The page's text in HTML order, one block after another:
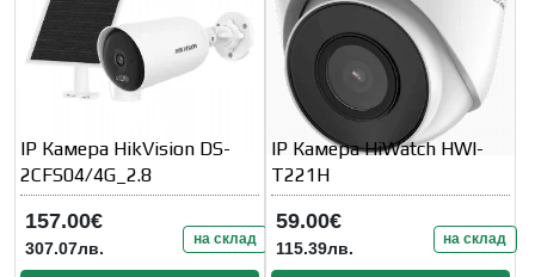
IP Камера HikVision DS-
2CFS04/4G_2.8
157.00€
307.07лв. на склад
IP Камера HiWatch HWI-
T221H
59.00€
115.39лв. на склад